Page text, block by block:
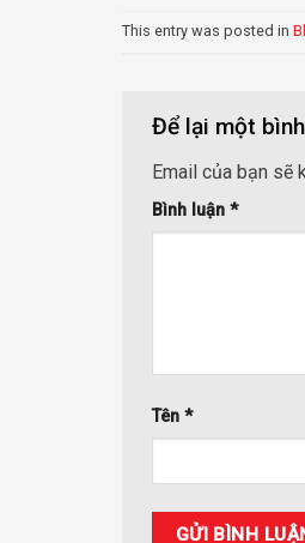
This entry was posted in
Để lại một
Email của bạn sẽ
Bình luận *
Tên *